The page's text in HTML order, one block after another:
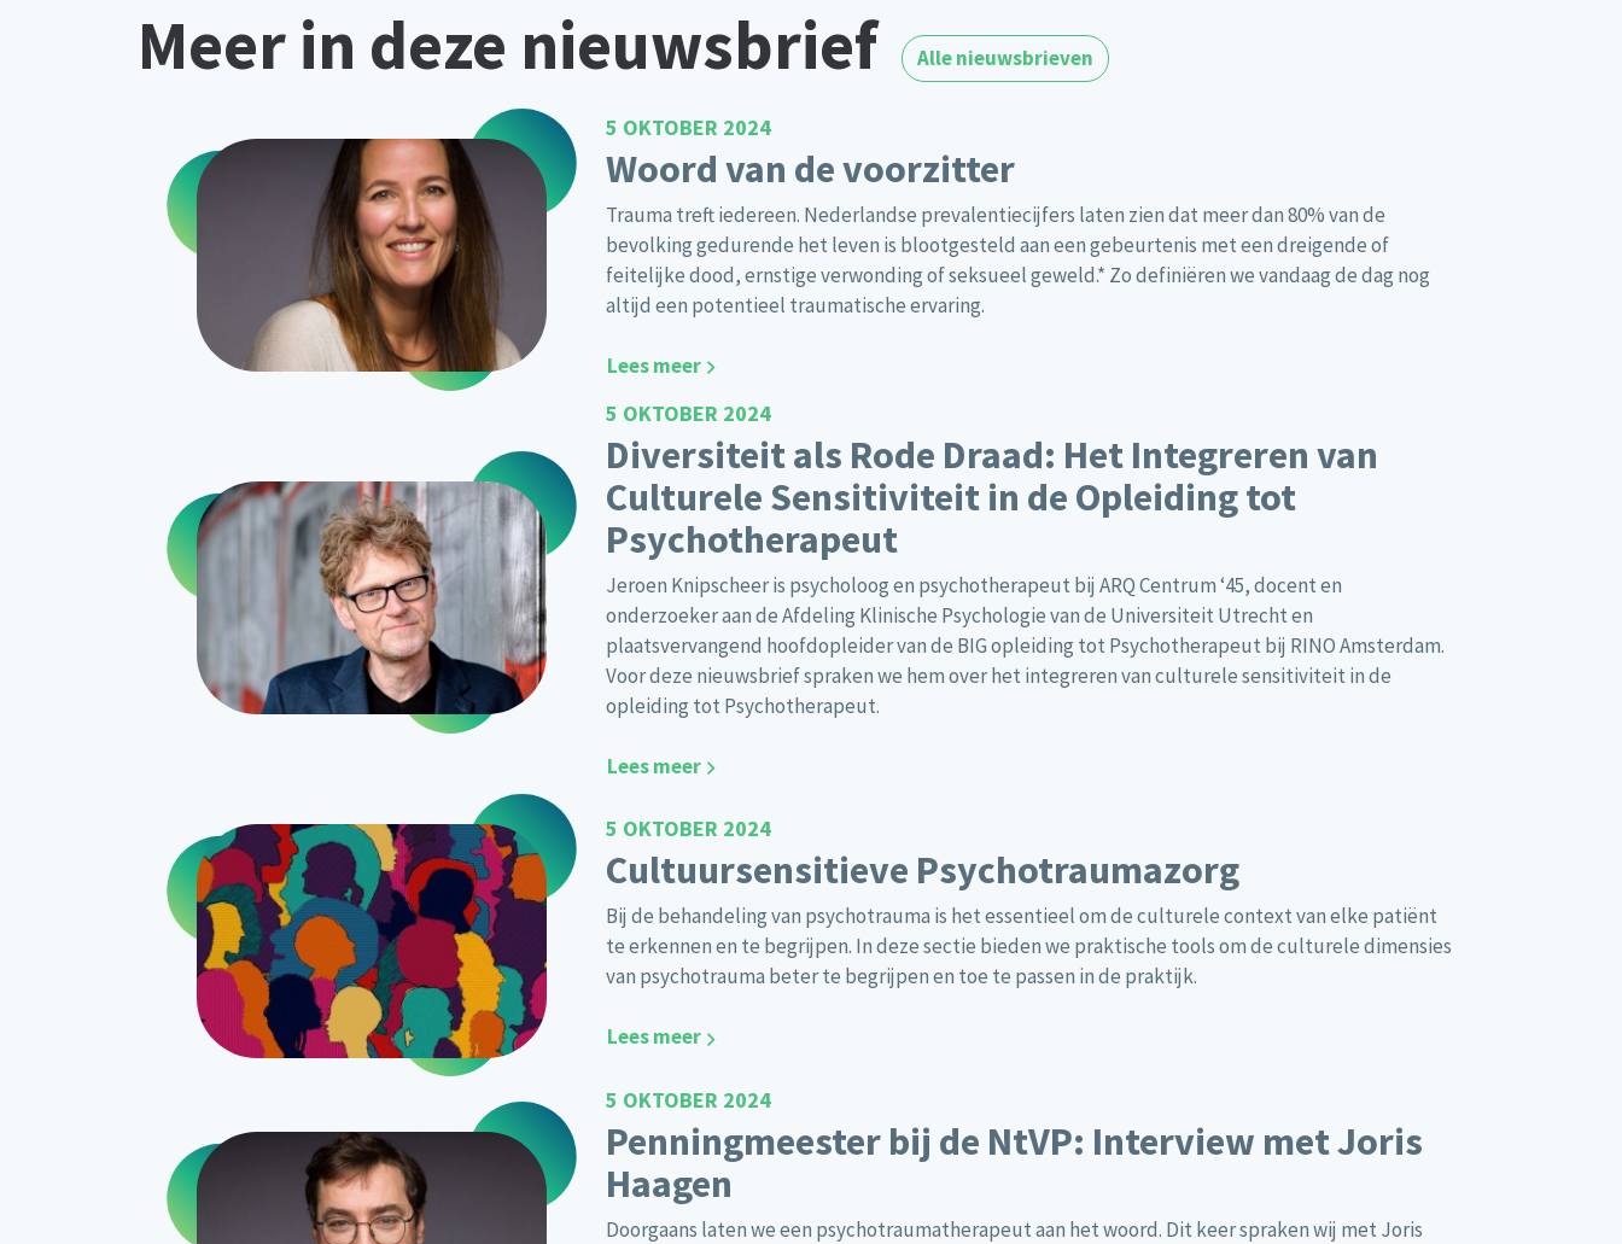
Meer in deze nieuwsbrief Alle nieuwsbrieven
5 OKTOBER 2024
Woord van de voorzitter
Trauma treft iedereen. Nederlandse prevalentiecijfers laten zien dat meer dan 80% van de
bevolking gedurende het leven is blootgesteld aan een gebeurtenis met een dreigende of
feitelijke dood, ernstige verwonding of seksueel geweld.* Zo definiëren we vandaag de dag nog
altijd een potentieel traumatische ervaring.
Lees meer
5 OKTOBER 2024
Diversiteit als Rode Draad: Het Integreren van
Culturele Sensitiviteit in de Opleiding tot
Psychotherapeut
Jeroen Knipscheer is psycholoog en psychotherapeut bij ARQ Centrum ‘45, docent en
onderzoeker aan de Afdeling Klinische Psychologie van de Universiteit Utrecht en
plaatsvervangend hoofdopleider van de BIG opleiding tot Psychotherapeut bij RINO Amsterdam.
Voor deze nieuwsbrief spraken we hem over het integreren van culturele sensitiviteit in de
opleiding tot Psychotherapeut.
Lees meer
5 OKTOBER 2024
Cultuursensitieve Psychotraumazorg
Bij de behandeling van psychotrauma is het essentieel om de culturele context van elke patiënt
te erkennen en te begrijpen. In deze sectie bieden we praktische tools om de culturele dimensies
van psychotrauma beter te begrijpen en toe te passen in de praktijk.
Lees meer
5 OKTOBER 2024
Penningmeester bij de NtVP: Interview met Joris
Haagen
Doorgaans laten we een psychotraumatherapeut aan het woord. Dit keer spraken wij met Joris